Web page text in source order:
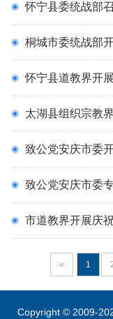
怀宁县委统战部召开理论学习中心
桐城市委统战部开展
怀宁县道教界开展
太湖县组织宗教
致公党安庆市委开展“庆祝中国
致公党安庆市委专题学习
市道教界开展庆
« 1
Copyright © 2009-